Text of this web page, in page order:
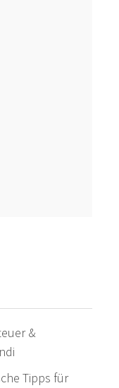
&
Tipps für